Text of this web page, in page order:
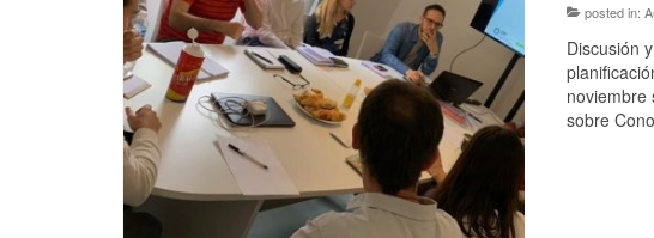
posted in:
Discusión
noviembre
sobre